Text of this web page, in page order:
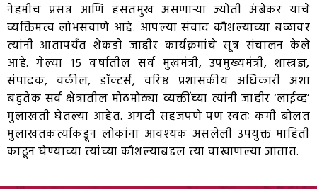
नेहमीच प्रसन्न आणि हसतमुख असणाऱ्या ज्योती अंबेकर यांचे
व्यक्तिमत्व लोभसवाणे आहे. आपल्या संवाद कौशल्याच्या बळावर
त्यांनी आतापर्यंत शेकडो जाहीर कार्यक्रमांचे सूत्र संचालन केले
आहे. गेल्या १५ वर्षातील सर्व मुखमंत्री, उपमुख्यमंत्री, शास्त्रज्ञ,
संपादक, वकील, डॉक्टर्स, वरिष्ठ प्रशासकीय अधिकारी अशा
बहुतेक सर्व क्षेत्रातील मोठमोठ्या व्यक्तींच्या त्यांनी जाहीर ‘लाईव्ह’
मुलाखती घेतल्या आहेत. अगदी सहजपणे पण स्वतः कमी बोलत
मुलाखतकर्त्याकडून लोकांना आवश्यक असलेली उपयुक्त माहिती
काढून घेण्याच्या त्यांच्या कौशल्याबद्दल त्या वाखाणल्या जातात.